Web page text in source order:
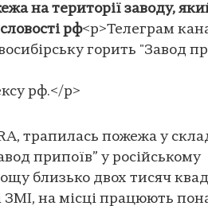
на території заводу,
рф<p>Телеграм
горить "Завод
рф.</p>
трапилась пожежа у
припоїв” у російському
близько двох тисяч
ЗМІ, на місці працюють